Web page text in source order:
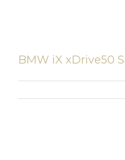
BMW iX xDrive50